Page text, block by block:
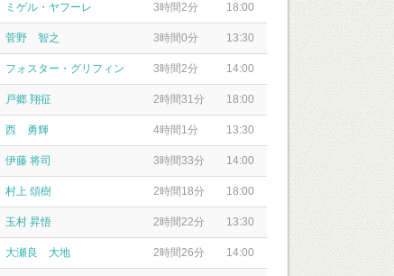
ミゲル・ヤフーレ 3時間2分 18:00
菅野 智之 3時間0分 13:30
フォスター・グリフィン 3時間2分 14:00
戸郷 翔征 2時間31分 18:00
西 勇輝 4時間1分 13:30
伊藤 将司 3時間33分 14:00
村上 頌樹 2時間18分 18:00
玉村 昇悟 2時間22分 13:30
大瀬良 大地 2時間26分 14:00